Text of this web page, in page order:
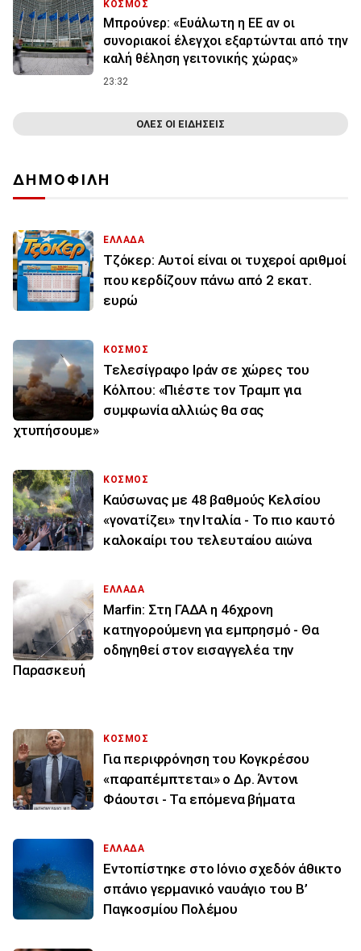
ΚΟΣΜΟΣ
Μπρούνερ: «Ευάλωτη η ΕΕ αν οι
συνοριακοί έλεγχοι εξαρτώνται από την
καλή θέληση γειτονικής χώρας»
23:32
ΟΛΕΣ ΟΙ ΕΙΔΗΣΕΙΣ
ΔΗΜΟΦΙΛΗ
ΕΛΛΑΔΑ
Τζόκερ: Αυτοί είναι οι τυχεροί αριθμοί
που κερδίζουν πάνω από 2 εκατ.
ευρώ
ΚΟΣΜΟΣ
Τελεσίγραφο Ιράν σε χώρες του
Κόλπου: «Πιέστε τον Τραμπ για
συμφωνία αλλιώς θα σας
χτυπήσουμε»
ΚΟΣΜΟΣ
Καύσωνας με 48 βαθμούς Κελσίου
«γονατίζει» την Ιταλία - Το πιο καυτό
καλοκαίρι του τελευταίου αιώνα
ΕΛΛΑΔΑ
Marfin: Στη ΓΑΔΑ η 46χρονη
κατηγορούμενη για εμπρησμό - Θα
οδηγηθεί στον εισαγγελέα την
Παρασκευή
ΚΟΣΜΟΣ
Για περιφρόνηση του Κογκρέσου
«παραπέμπτεται» ο Δρ. Άντονι
Φάουτσι - Τα επόμενα βήματα
ΕΛΛΑΔΑ
Εντοπίστηκε στο Ιόνιο σχεδόν άθικτο
σπάνιο γερμανικό ναυάγιο του Β’
Παγκοσμίου Πολέμου